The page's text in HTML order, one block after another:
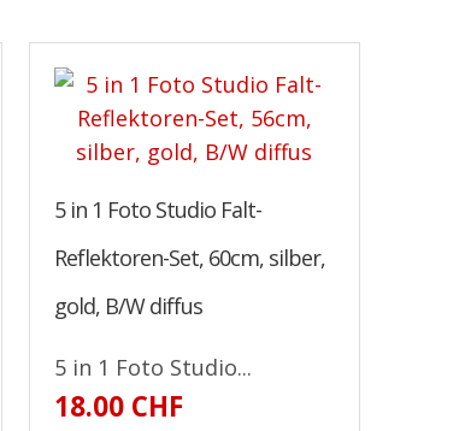
5 in 1 Foto Studio Falt-
Reflektoren-Set, 60cm, silber,
gold, B/W diffus
5 in 1 Foto Studio...
18.00 CHF